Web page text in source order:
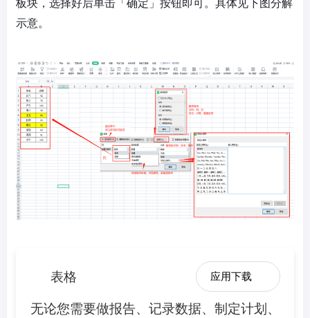
示意。
表格 应用下载
无论您需要做报告、记录数据、制定计划、